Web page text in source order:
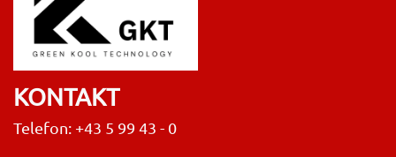
KONTAKT
Telefon: +43 5 99 43 - 0